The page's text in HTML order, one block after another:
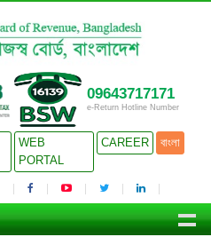
09643717171
e-Return Hotline Number
WEB
PORTAL
CAREER বাংলা